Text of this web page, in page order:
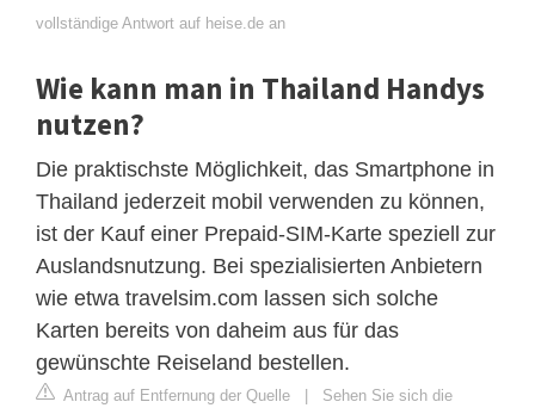
vollständige Antwort auf heise.de an
Wie kann man in Thailand Handys
nutzen?
Die praktischste Möglichkeit, das Smartphone in
Thailand jederzeit mobil verwenden zu können,
ist der Kauf einer Prepaid-SIM-Karte speziell zur
Auslandsnutzung. Bei spezialisierten Anbietern
wie etwa travelsim.com lassen sich solche
Karten bereits von daheim aus für das
gewünschte Reiseland bestellen.
Antrag auf Entfernung der Quelle | Sehen Sie sich die